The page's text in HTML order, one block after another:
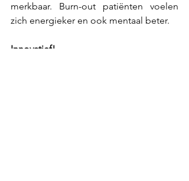
merkbaar. Burn-out patiënten voelen
zich energieker en ook mentaal beter.
Innovatief!